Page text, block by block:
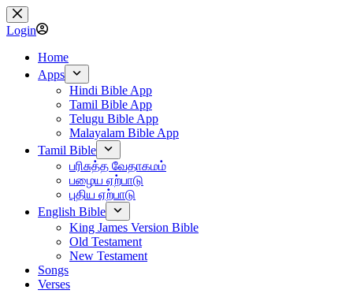
Skip
to
content
Login
Home
Apps
Hindi Bible App
Tamil Bible App
Telugu Bible App
Malayalam Bible App
Tamil Bible
பரிசுத்த வேதாகமம்
பழைய ஏற்பாடு
புதிய ஏற்பாடு
English Bible
King James Version Bible
Old Testament
New Testament
Songs
Verses